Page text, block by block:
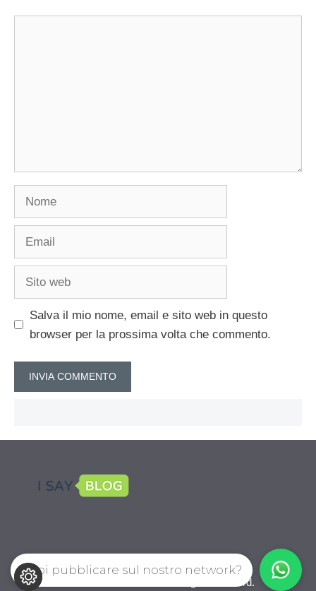
Salva il mio nome, email e sito web in questo
browser per la prossima volta che commento.
CalcioPro.com © 2026. All right reserverd.
Vuoi pubblicare sul nostro network?